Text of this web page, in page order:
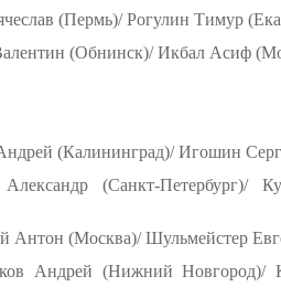
(Пермь)/ Рогулин Тимур
(Обнинск)/ Икбал Асиф
(Калининград)/ Игошин
(Санкт-Петербург)/
Антон (Москва)/ Шульмейстер
Андрей (Нижний Новгород)/